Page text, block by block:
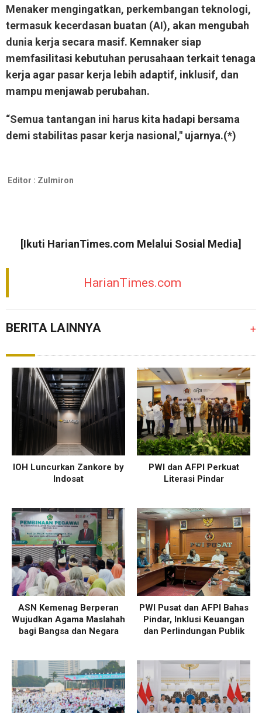
Menaker mengingatkan, perkembangan teknologi,
termasuk kecerdasan buatan (AI), akan mengubah
dunia kerja secara masif. Kemnaker siap
memfasilitasi kebutuhan perusahaan terkait tenaga
kerja agar pasar kerja lebih adaptif, inklusif, dan
mampu menjawab perubahan.
“Semua tantangan ini harus kita hadapi bersama
demi stabilitas pasar kerja nasional," ujarnya.(*)
Editor : Zulmiron
[Ikuti HarianTimes.com Melalui Sosial Media]
HarianTimes.com
BERITA LAINNYA +
IOH Luncurkan Zankore by
Indosat
PWI dan AFPI Perkuat
Literasi Pindar
ASN Kemenag Berperan
Wujudkan Agama Maslahah
bagi Bangsa dan Negara
PWI Pusat dan AFPI Bahas
Pindar, Inklusi Keuangan
dan Perlindungan Publik